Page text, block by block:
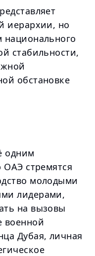
иерархии, но
национального
стабильности,
обстановке
одним
ОАЭ стремятся
молодыми
лидерами,
на вызовы
военной
Дубая, личная